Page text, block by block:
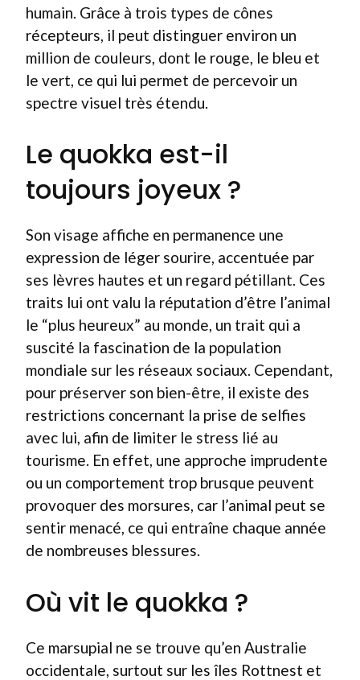
humain. Grâce à trois types de cônes
récepteurs, il peut distinguer environ un
million de couleurs, dont le rouge, le bleu et
le vert, ce qui lui permet de percevoir un
spectre visuel très étendu.
Le quokka est-il
toujours joyeux ?
Son visage affiche en permanence une
expression de léger sourire, accentuée par
ses lèvres hautes et un regard pétillant. Ces
traits lui ont valu la réputation d’être l’animal
le “plus heureux” au monde, un trait qui a
suscité la fascination de la population
mondiale sur les réseaux sociaux. Cependant,
pour préserver son bien-être, il existe des
restrictions concernant la prise de selfies
avec lui, afin de limiter le stress lié au
tourisme. En effet, une approche imprudente
ou un comportement trop brusque peuvent
provoquer des morsures, car l’animal peut se
sentir menacé, ce qui entraîne chaque année
de nombreuses blessures.
Où vit le quokka ?
Ce marsupial ne se trouve qu’en Australie
occidentale, surtout sur les îles Rottnest et